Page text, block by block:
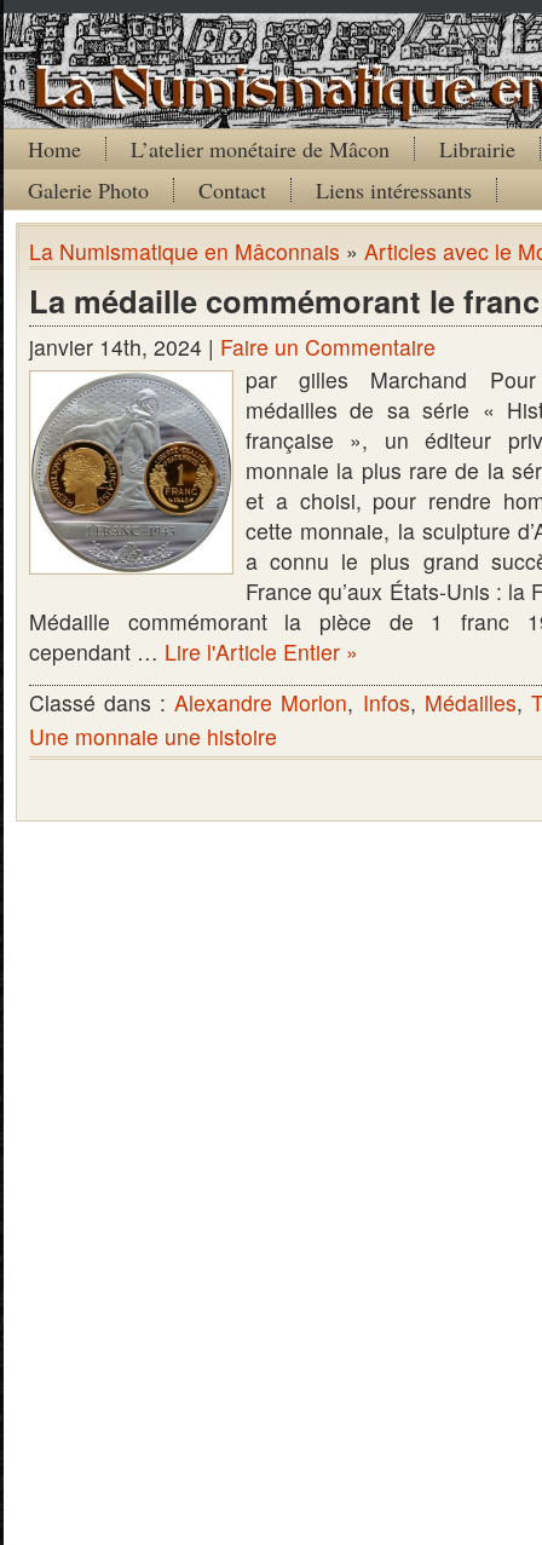
Home L’atelier monétaire de Mâcon
Librairie
Galerie Photo
Contact Liens intéressants
La Numismatique en Mâconnais » Articles avec le
La médaille commémorant le
janvier 14th, 2024 | Faire un Commentaire
par gilles Marchand
médailles de sa série «
française », un éditeur
monnaie la plus rare de la
et a choisi, pour rendre
cette monnaie, la sculpture
a connu le plus grand
France qu’aux États-Unis : la
Médaille commémorant la pièce de 1 franc
cependant … Lire l'Article Entier »
Classé dans :Alexandre Morlon, Infos, Médailles,
Une monnaie une histoire